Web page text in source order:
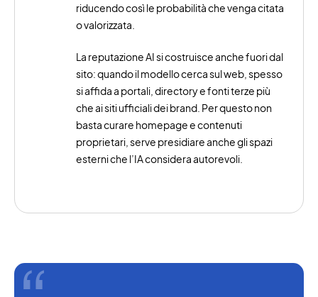
riducendo così le probabilità che venga citata
o valorizzata.
La reputazione AI si costruisce anche fuori dal
sito: quando il modello cerca sul web, spesso
si affida a portali, directory e fonti terze più
che ai siti ufficiali dei brand. Per questo non
basta curare homepage e contenuti
proprietari, serve presidiare anche gli spazi
esterni che l’IA considera autorevoli.